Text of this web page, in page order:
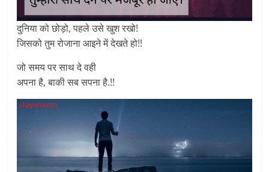
दुनिया को छोड़ो, पहले उसे खुश रखो!
जिसको तुम रोजाना आइने में देखते हो!!
जो समय पर साथ दे वही
अपना है, बाकी सब सपना है.!!